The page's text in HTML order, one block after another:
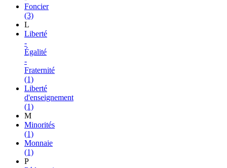
Foncier
(3)
L
Liberté
-
Égalité
-
Fraternité
(1)
Liberté
d'enseignement
(1)
M
Minorités
(1)
Monnaie
(1)
P